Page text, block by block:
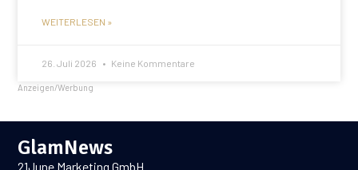
WEITERLESEN »
26. Juli 2026 Keine Kommentare
Anzeigen/Werbung
GlamNews
21June Marketing GmbH